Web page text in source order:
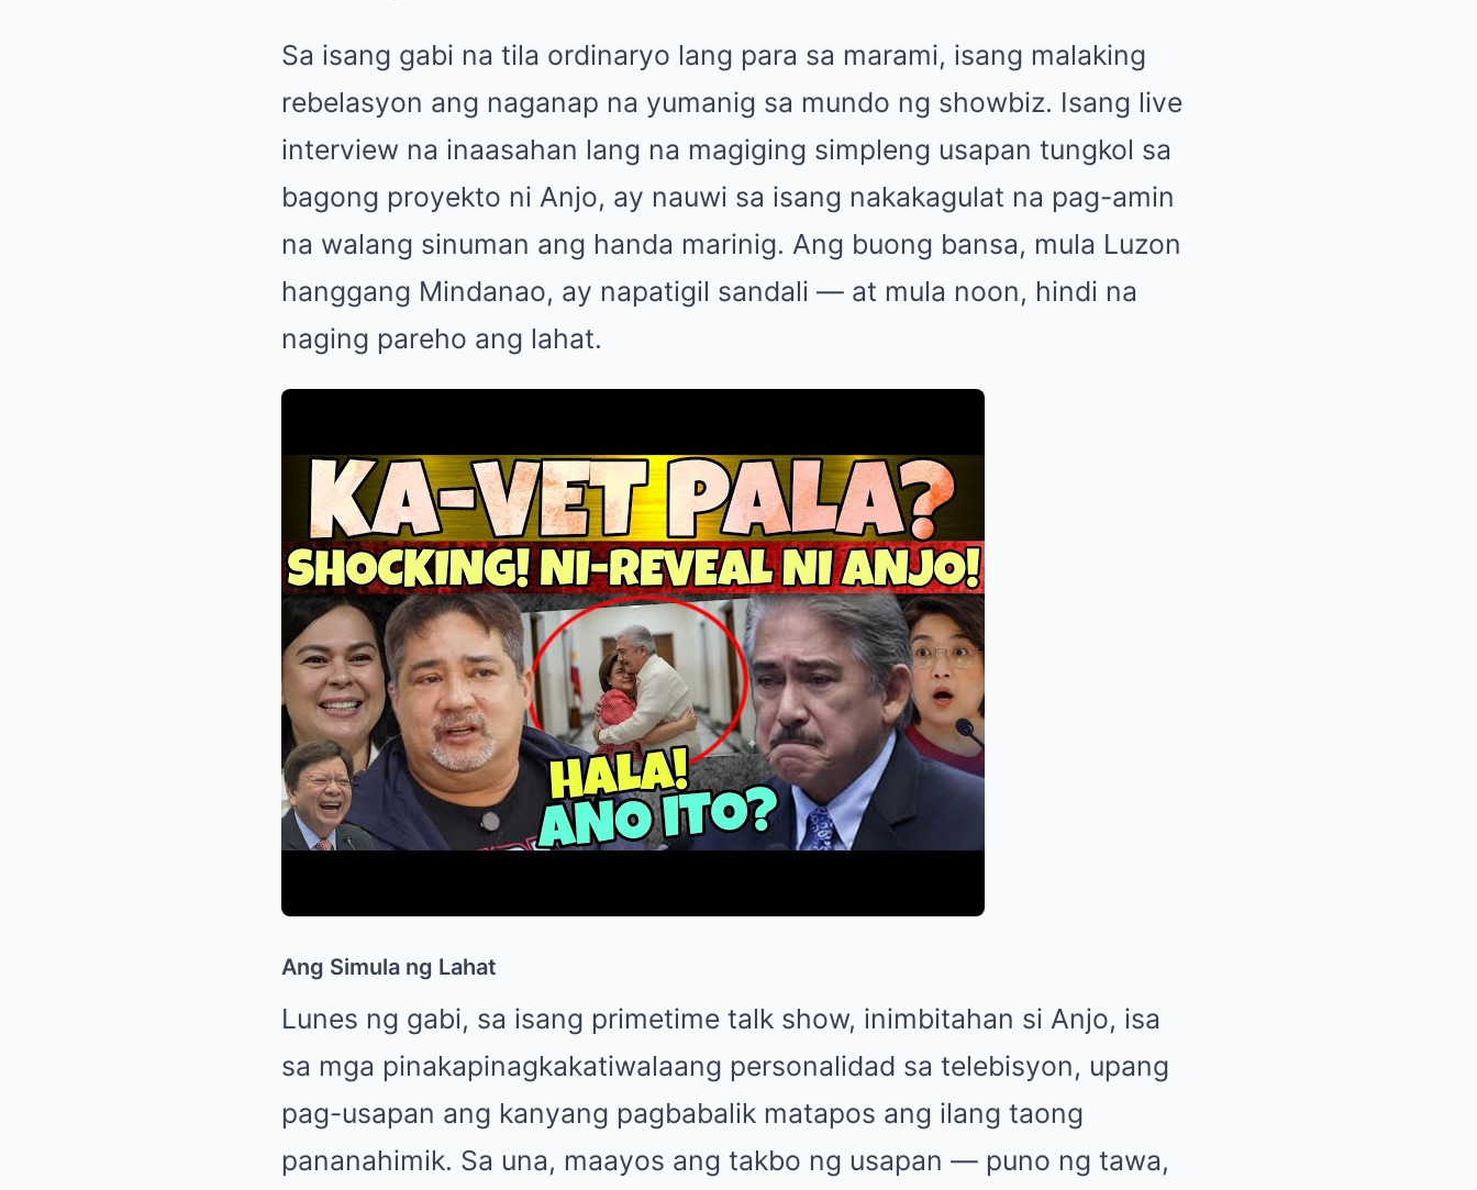
Sa isang gabi na tila ordinaryo lang para sa marami, isang malaking
rebelasyon ang naganap na yumanig sa mundo ng showbiz. Isang live
interview na inaasahan lang na magiging simpleng usapan tungkol sa
bagong proyekto ni Anjo, ay nauwi sa isang nakakagulat na pag-amin
na walang sinuman ang handa marinig. Ang buong bansa, mula Luzon
hanggang Mindanao, ay napatigil sandali — at mula noon, hindi na
naging pareho ang lahat.
Ang Simula ng Lahat
Lunes ng gabi, sa isang primetime talk show, inimbitahan si Anjo, isa
sa mga pinakapinagkakatiwalaang personalidad sa telebisyon, upang
pag-usapan ang kanyang pagbabalik matapos ang ilang taong
pananahimik. Sa una, maayos ang takbo ng usapan — puno ng tawa,